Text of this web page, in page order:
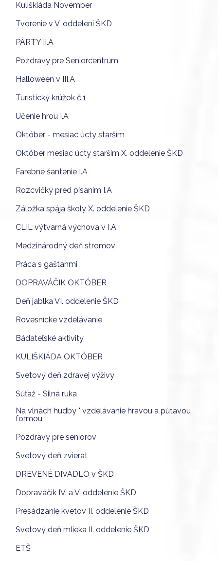
Kuliškiáda November
Tvorenie v V. oddelení ŠKD
PÁRTY II.A
Pozdravy pre Seniorcentrum
Halloween v III.A
Turistický krúžok č.1
Učenie hrou I.A
Október - mesiac úcty starším
Október mesiac úcty starším X. oddelenie ŠKD
Farebné šantenie I.A
Rozcvičky pred písaním I.A
Záložka spája školy X. oddelenie ŠKD
CLIL výtvarná výchova v I.A
Medzinárodný deň stromov
Práca s gaštanmi
DOPRAVÁČIK OKTÓBER
Deň jablka VI. oddelenie ŠKD
Rovesnícke vzdelávanie
Bádateľské aktivity
KULIŠKIÁDA OKTÓBER
Svetový deň zdravej výživy
Súťaž - Silná ruka
Na vlnách hudby " vzdelávanie hravou a pútavou
formou
Pozdravy pre seniorov
Svetový deň zvierat
DREVENÉ DIVADLO v ŠKD
Dopraváčik IV. a V, oddelenie ŠKD
Presádzanie kvetov II. oddelenie ŠKD
Svetový deň mlieka II. oddelenie ŠKD
ETŠ